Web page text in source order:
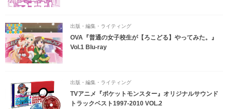
出版・編集・ライティング
OVA『普通の女子校生が【ろこどる】やってみた。』
Vol.1 Blu-ray
出版・編集・ライティング
TVアニメ『ポケットモンスター』オリジナルサウンド
トラックベスト1997-2010 VOL.2